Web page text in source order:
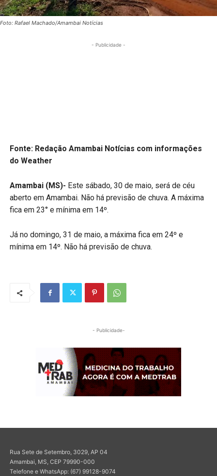
Foto: Rafael Machado/Amambai Notícias
- Publicidade -
Fonte: Redação Amambai Notícias com informações
do Weather
Amambai (MS)- Este sábado, 30 de maio, será de céu
aberto em Amambai. Não há previsão de chuva. A máxima
fica em 23° e mínima em 14º.
Já no domingo, 31 de maio, a máxima fica em 24º e
mínima em 14º. Não há previsão de chuva.
- Publicidade-
Rua Sete de Setembro, 3029, AP 04
Amambai, MS, CEP 79990-000
Telefone e WhatsApp: (67) 99128-9074